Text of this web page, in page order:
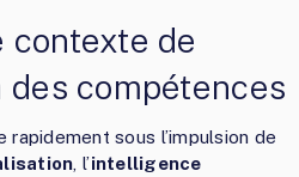
contexte de
compétences
sous l’impulsion de
, l’intelligence